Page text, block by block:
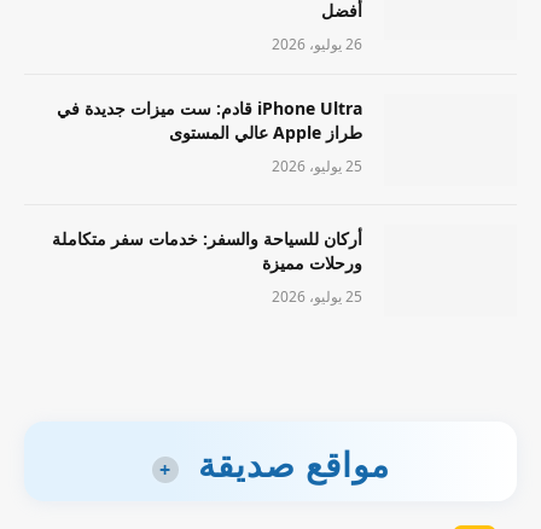
أفضل
26 يوليو، 2026
iPhone Ultra قادم: ست ميزات جديدة في
طراز Apple عالي المستوى
25 يوليو، 2026
أركان للسياحة والسفر: خدمات سفر متكاملة
ورحلات مميزة
25 يوليو، 2026
مواقع صديقة +